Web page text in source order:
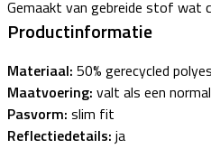
Gemaakt van gebreide stof wat
Productinformatie
Materiaal: 50% gerecycled
Maatvoering: valt als een
Pasvorm: slim fit
Reflectiedetails: ja